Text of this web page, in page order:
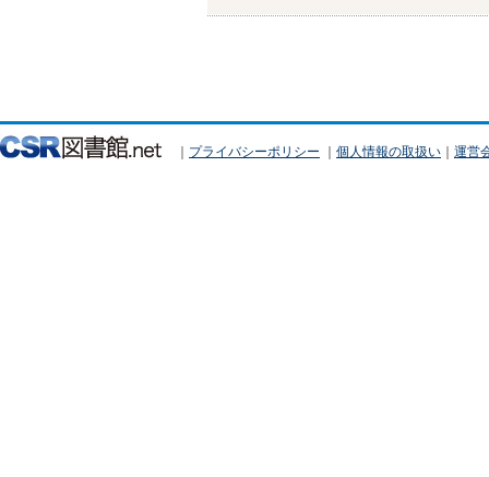
｜ プライバシーポリシー ｜ 個人情報の取扱い ｜ 運営